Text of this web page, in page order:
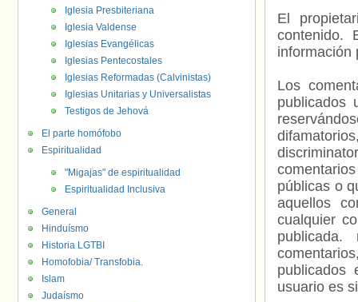
El
contenido.
información
Los
publicados
públicas o
aquellos
cualquier
usuario es
Iglesia Presbiteriana
Iglesia Valdense
Iglesias Evangélicas
Iglesias Pentecostales
Iglesias Reformadas (Calvinistas)
Iglesias Unitarias y Universalistas
Testigos de Jehová
El parte homófobo
Espiritualidad
"Migajas" de espiritualidad
Espiritualidad Inclusiva
General
Hinduísmo
Historia LGTBI
Homofobia/ Transfobia.
Islam
Judaísmo